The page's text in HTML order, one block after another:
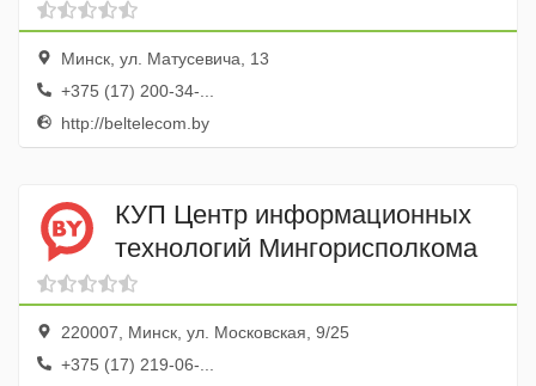
Минск, ул. Матусевича, 13
+375 (17) 200-34-...
http://beltelecom.by
КУП Центр информационных
технологий Мингорисполкома
220007, Минск, ул. Московская, 9/25
+375 (17) 219-06-...